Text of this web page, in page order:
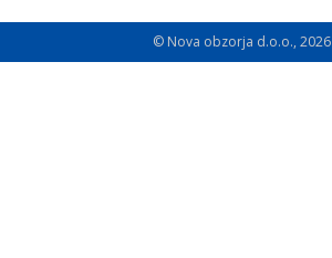
© Nova obzorja d.o.o., 2026